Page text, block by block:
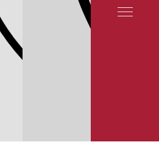
QX50 -2017
И ДИСКИ INFINITI QX50 -17